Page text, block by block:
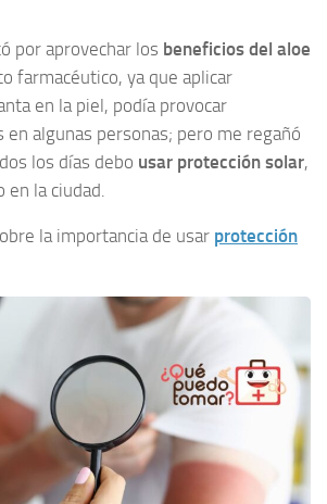
por aprovechar los beneficios del aloe
farmacéutico, ya que aplicar
en la piel, podía provocar
en algunas personas; pero me regañó
los días debo usar protección solar,
en la ciudad.
la importancia de usar protección